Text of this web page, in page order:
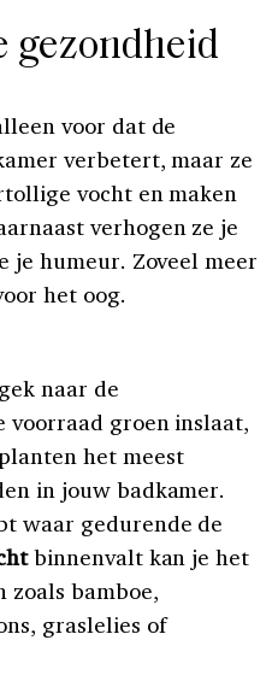
gezondheid
voor dat de
verbetert, maar ze
vocht en maken
verhogen ze je
je humeur. Zoveel meer
het oog.
naar de
groen inslaat,
het meest
in jouw badkamer.
waar gedurende de
binnenvalt kan je het
zoals bamboe,
graslelies of